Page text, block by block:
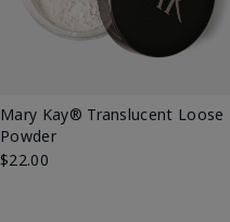
Mary Kay® Translucent Loose
Powder
$22.00